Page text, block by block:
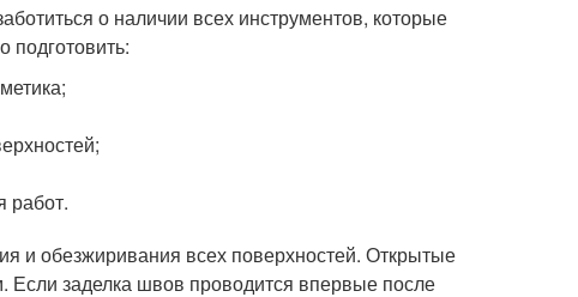
о наличии всех инструментов, которые
подготовить:
работ.
и обезжиривания всех поверхностей. Открытые
заделка швов проводится впервые после